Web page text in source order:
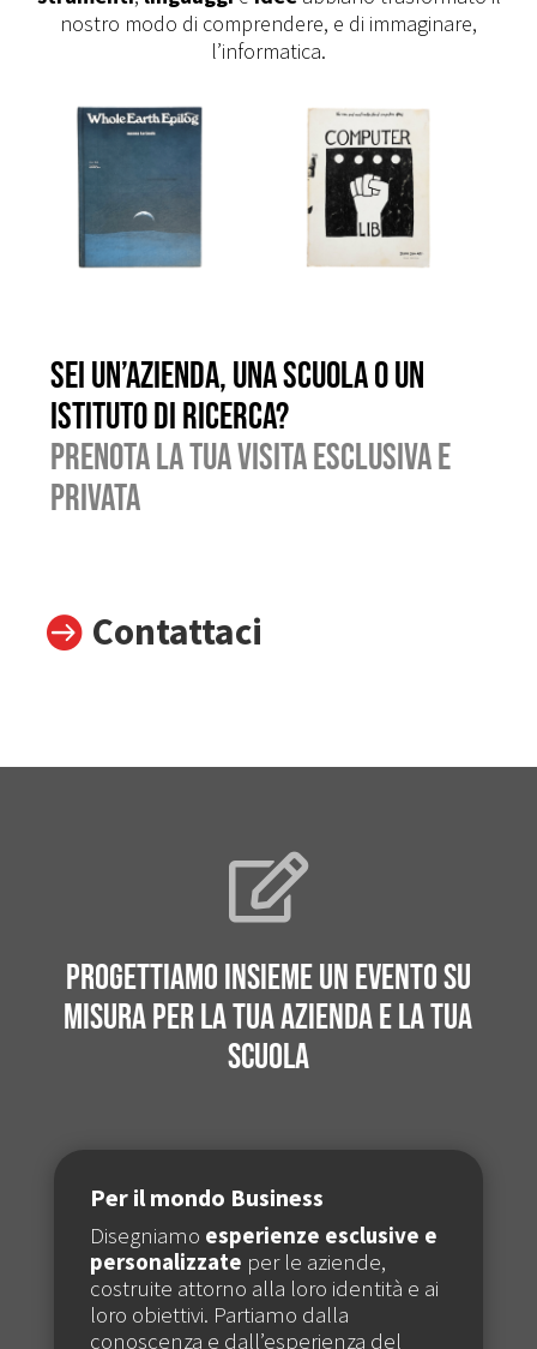
nostro modo di comprendere, e di immaginare,
l’informatica.
Sei un’azienda, una scuola o un
istituto di ricerca?
Prenota la tua visita esclusiva e
privata
Contattaci

Progettiamo insieme un evento su
misura per la tua azienda e la tua
scuola
Per il mondo Business
Disegniamo esperienze esclusive e
personalizzate per le aziende,
costruite attorno alla loro identità e ai
loro obiettivi. Partiamo dalla
conoscenza e dall’esperienza del